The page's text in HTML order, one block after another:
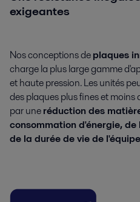
exigeantes
Nos conceptions deplaques
charge la plus large gamme
et haute pression. Les unités
des plaques plus fines et moins
par uneréduction des
consommation d'énergie,
de la durée de vie de